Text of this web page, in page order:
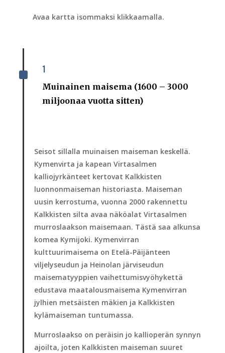
Avaa kartta isommaksi klikkaamalla.
^ 1
Muinainen maisema (1600 – 3000
miljoonaa vuotta sitten)
Seisot sillalla muinaisen maiseman keskellä.
Kymenvirta ja kapean Virtasalmen
kalliojyrkänteet kertovat Kalkkisten
luonnonmaiseman historiasta. Maiseman
uusin kerrostuma, vuonna 2000 rakennettu
Kalkkisten silta avaa näköalat Virtasalmen
murroslaakson maisemaan. Tästä saa alkunsa
komea Kymijoki. Kymenvirran
kulttuurimaisema on Etelä-Päijänteen
viljelyseudun ja Heinolan järviseudun
maisematyyppien vaihettumisvyöhykettä
edustava maatalousmaisema Kymenvirran
jylhien metsäisten mäkien ja Kalkkisten
kylämaiseman tuntumassa.
Murroslaakso on peräisin jo kallioperän synnyn
ajoilta, joten Kalkkisten maiseman suuret